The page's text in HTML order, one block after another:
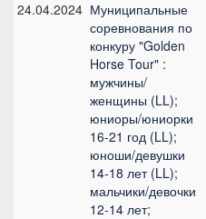
24.04.2024 Муниципальные
соревнования по
конкуру "Golden
Horse Tour" :
мужчины/
женщины (LL);
юниоры/юниорки
16-21 год (LL);
юноши/девушки
14-18 лет (LL);
мальчики/девочки
12-14 лет;